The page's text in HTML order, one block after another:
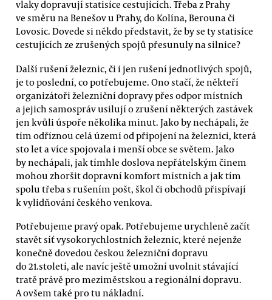
vlaky dopravují statisíce cestujících. Třeba z Prahy
ve směru na Benešov u Prahy, do Kolína, Berouna či
Lovosic. Dovede si někdo představit, že by se ty statisíce
cestujících ze zrušených spojů přesunuly na silnice?
Další rušení železnic, či i jen rušení jednotlivých spojů,
je to poslední, co potřebujeme. Ono stačí, že někteří
organizátoři železniční dopravy přes odpor místních
a jejich samospráv usilují o zrušení některých zastávek
jen kvůli úspoře několika minut. Jako by nechápali, že
tím odříznou celá území od připojení na železnici, která
sto let a více spojovala i menší obce se světem. Jako
by nechápali, jak tímhle doslova nepřátelským činem
mohou zhoršit dopravní komfort místních a jak tím
spolu třeba s rušením pošt, škol či obchodů přispívají
k vylidňování českého venkova.
Potřebujeme pravý opak. Potřebujeme urychleně začít
stavět síť vysokorychlostních železnic, které nejenže
konečně dovedou českou železniční dopravu
do 21.století, ale navíc ještě umožní uvolnit stávající
tratě právě pro meziměstskou a regionální dopravu.
A ovšem také pro tu nákladní.